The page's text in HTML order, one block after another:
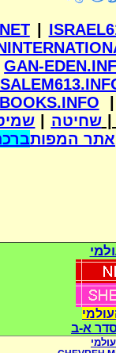
|
GAN-
שחיטה
אתר המפות
סדר א-ב